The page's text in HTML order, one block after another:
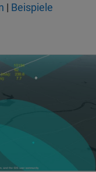
| Beispiele